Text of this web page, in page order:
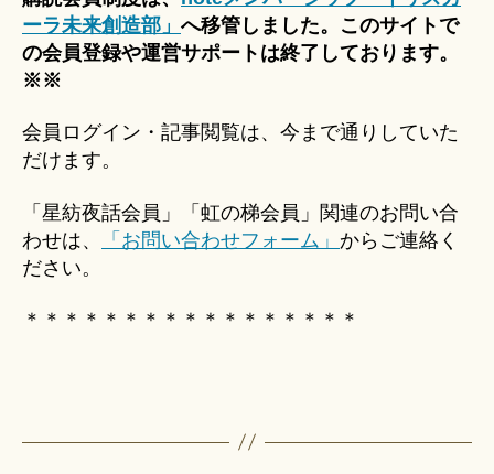
ーラ未来創造部」 へ移管しました。このサイトで
の会員登録や運営サポートは終了しております。
※※
会員ログイン・記事閲覧は、今まで通りしていた
だけます。
「星紡夜話会員」「虹の梯会員」関連のお問い合
わせは、
「お問い合わせフォーム」 からご連絡く
ださい。
＊＊＊＊＊＊＊＊＊＊＊＊＊＊＊＊＊